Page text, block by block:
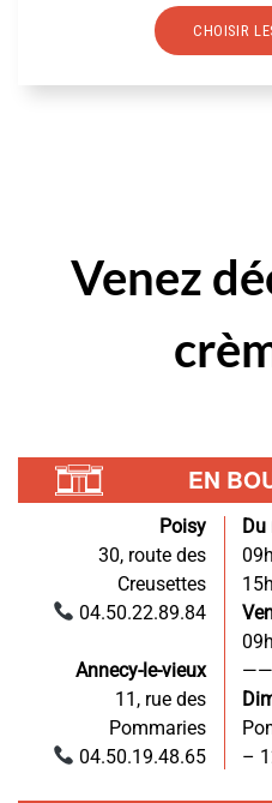
CHOISIR
Venez
EN
Poisy
30, route des
Creusettes
04.50.22.89.84
Annecy-le-vieux
11, rue des
Pommaries
04.50.19.48.65
Du
–